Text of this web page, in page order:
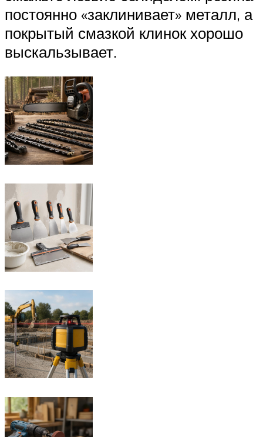
постоянно «заклинивает» металл, а
покрытый смазкой клинок хорошо
выскальзывает.